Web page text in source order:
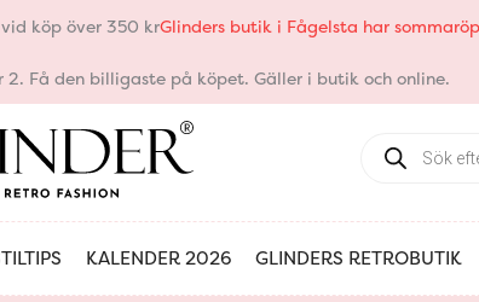
köp över 350 krGlinders butik i Fågelsta har
2. Få den billigaste på köpet. Gäller i butik och online.
search
KALENDER 2026 GLINDERS RETROBUTIK